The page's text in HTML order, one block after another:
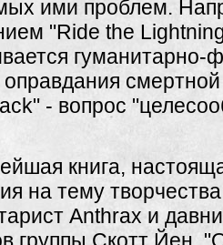
ими проблем.
"Ride the
гуманитарно-
- вопрос
книга,
на тему
Anthrax и